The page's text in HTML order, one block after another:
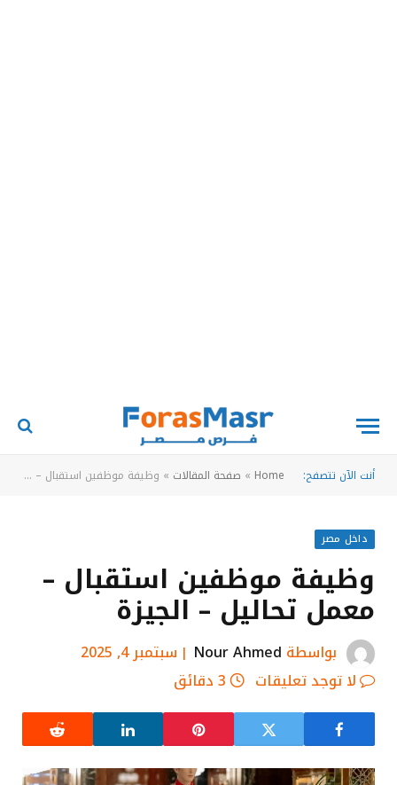
أنت الآن تتصفح: Home
» صفحة المقالات » وظيفة موظفين استقبال – معمل تحاليل – الجيزة
داخل مصر
وظيفة موظفين استقبال –
معمل تحاليل – الجيزة
بواسطة Nour Ahmed
سبتمبر 4, 2025
لا توجد تعليقات
3 دقائق